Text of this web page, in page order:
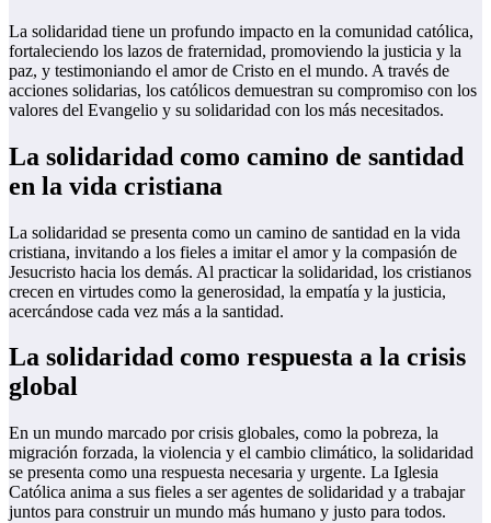
La solidaridad tiene un profundo impacto en la comunidad católica,
fortaleciendo los lazos de fraternidad, promoviendo la justicia y la
paz, y testimoniando el amor de Cristo en el mundo. A través de
acciones solidarias, los católicos demuestran su compromiso con los
valores del Evangelio y su solidaridad con los más necesitados.
La solidaridad como camino de santidad
en la vida cristiana
La solidaridad se presenta como un camino de santidad en la vida
cristiana, invitando a los fieles a imitar el amor y la compasión de
Jesucristo hacia los demás. Al practicar la solidaridad, los cristianos
crecen en virtudes como la generosidad, la empatía y la justicia,
acercándose cada vez más a la santidad.
La solidaridad como respuesta a la crisis
global
En un mundo marcado por crisis globales, como la pobreza, la
migración forzada, la violencia y el cambio climático, la solidaridad
se presenta como una respuesta necesaria y urgente. La Iglesia
Católica anima a sus fieles a ser agentes de solidaridad y a trabajar
juntos para construir un mundo más humano y justo para todos.